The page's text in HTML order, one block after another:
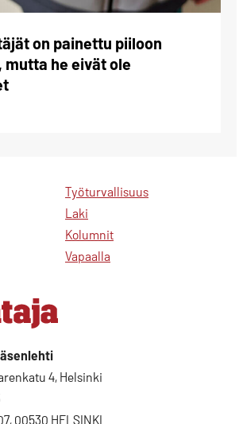
on painettu piiloon
mutta he eivät ole
Työturvallisuus
Laki
Kolumnit
Vapaalla
4, Helsinki
00530 HELSINKI